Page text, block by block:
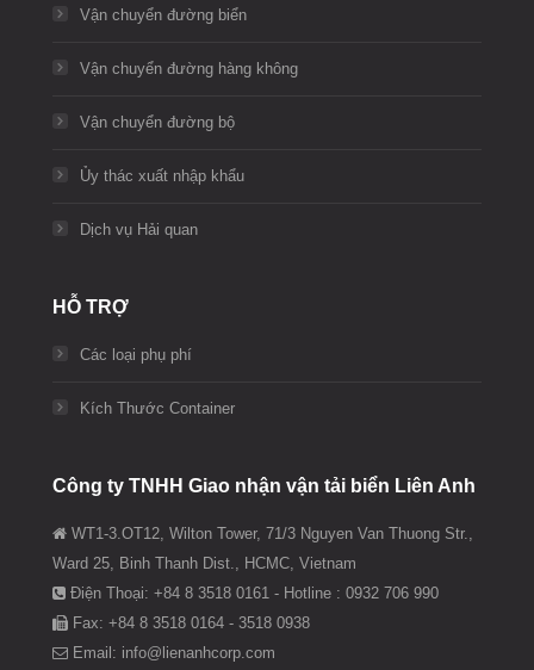
Vận chuyển đường biển
Vận chuyển đường hàng không
Vận chuyển đường bộ
Ủy thác xuất nhập khẩu
Dịch vụ Hải quan
HỖ TRỢ
Các loại phụ phí
Kích Thước Container
Công ty TNHH Giao nhận vận tải biển Liên Anh
WT1-3.OT12, Wilton Tower, 71/3 Nguyen Van Thuong Str.,
Ward 25, Binh Thanh Dist., HCMC, Vietnam
Điện Thoại: +84 8 3518 0161 - Hotline : 0932 706 990
Fax: +84 8 3518 0164 - 3518 0938
Email: info@lienanhcorp.com